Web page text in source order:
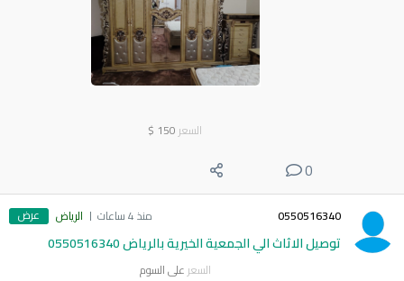
السعر 150
$
0
0550516340 منذ 4 ساعات الرياض عرض
توصيل الاثاث الي الجمعية الخيرية بالرياض 0550516340
السعر على السوم